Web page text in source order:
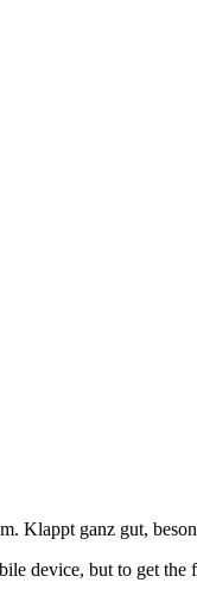
Klappt ganz gut,
device, but to get